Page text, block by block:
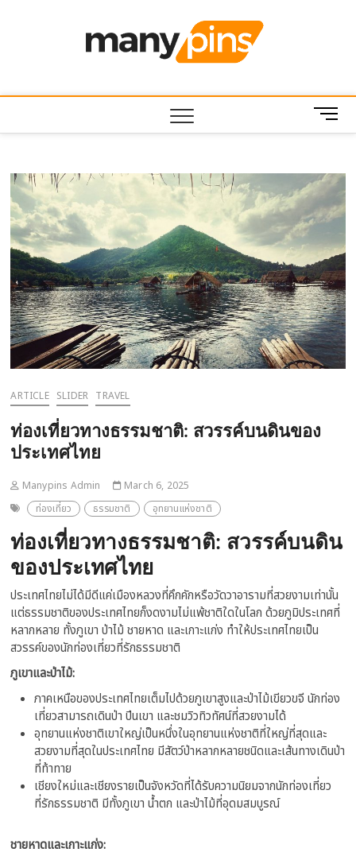
M
e
B
u
t
o
n
ARTICLE SLIDER TRAVEL
ท่องเที่ยวทางธรรมชาติ: สวรรค์บนดินของ
ประเทศไทย
Manypins Admin
March 6, 2025
ท่องเที่ยว
ธรรมชาติ อุทยานแห่งชาติ
ท่องเที่ยวทางธรรมชาติ: สวรรค์บนดิน
ของประเทศไทย
ประเทศไทยไม่ได้มีดีแค่เมืองหลวงที่คึกคักหรือวัดวาอารามที่สวยงามเท่านั้น
แต่ธรรมชาติของประเทศไทยก็งดงามไม่แพ้ชาติใดในโลก ด้วยภูมิประเทศที่
หลากหลาย ทั้งภูเขา ป่าไม้ ชายหาด และเกาะแก่ง ทำให้ประเทศไทยเป็น
สวรรค์ของนักท่องเที่ยวที่รักธรรมชาติ
ภูเขาและป่าไม้:
ภาคเหนือของประเทศไทยเต็มไปด้วยภูเขาสูงและป่าไม้เขียวขจี นักท่อง
เที่ยวสามารถเดินป่า ปีนเขา และชมวิวทิวทัศน์ที่สวยงามได้
อุทยานแห่งชาติเขาใหญ่เป็นหนึ่งในอุทยานแห่งชาติที่ใหญ่ที่สุดและ
สวยงามที่สุดในประเทศไทย มีสัตว์ป่าหลากหลายชนิดและเส้นทางเดินป่า
ที่ท้าทาย
เชียงใหม่และเชียงรายเป็นจังหวัดที่ได้รับความนิยมจากนักท่องเที่ยว
ที่รักธรรมชาติ มีทั้งภูเขา น้ำตก และป่าไม้ที่อุดมสมบูรณ์
ชายหาดและเกาะแก่ง: